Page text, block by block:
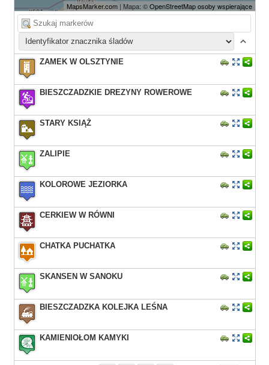
MapsMarker.com| Mapa: ©OpenStreetMap osoby wspierające
ZAMEK W OLSZTYNIE
BIESZCZADZKIE DREZYNY ROWEROWE
STARY KSIĄŻ
ZALIPIE
KOLOROWE JEZIORKA
CERKIEW W RÓWNI
CHATKA PUCHATKA
SKANSEN W SANOKU
BIESZCZADZKA KOLEJKA LEŚNA
KAMIENIOŁOM KAMYKI